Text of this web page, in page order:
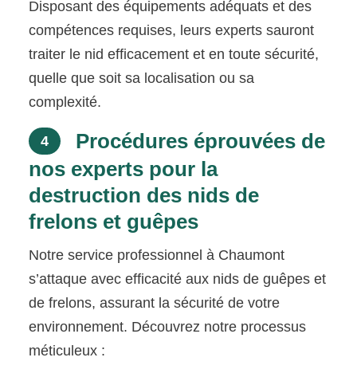
Disposant des équipements adéquats et des
compétences requises, leurs experts sauront
traiter le nid efficacement et en toute sécurité,
quelle que soit sa localisation ou sa
complexité.
4
Procédures éprouvées de
nos experts pour la
destruction des nids de
frelons et guêpes
Notre service professionnel à Chaumont
s’attaque avec efficacité aux nids de guêpes et
de frelons, assurant la sécurité de votre
environnement. Découvrez notre processus
méticuleux :